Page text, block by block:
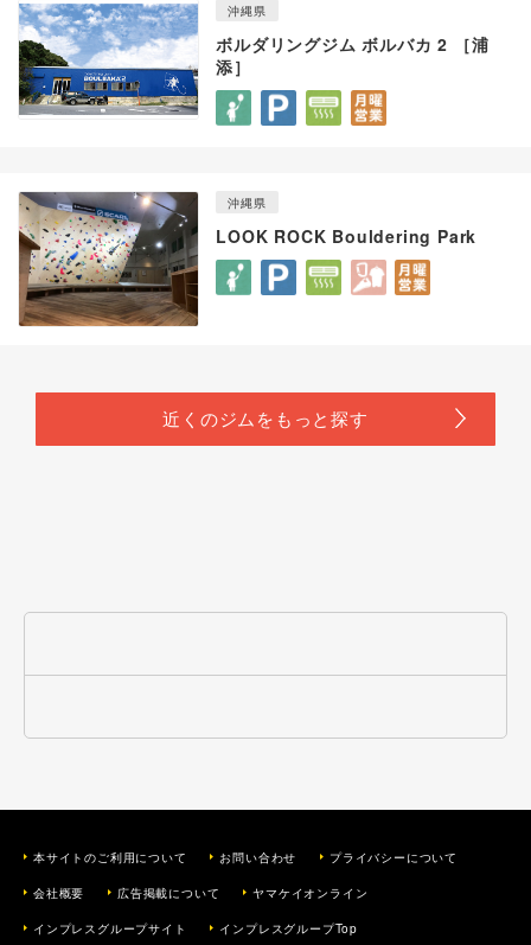
沖縄県
ボルダリングジム ボルバカ 2 ［浦
添］
沖縄県
LOOK ROCK Bouldering Park
本サイトのご利用について お問い合わせ プライバシーについて
会社概要 広告掲載について ヤマケイオンライン
インプレスグループサイト インプレスグループTop